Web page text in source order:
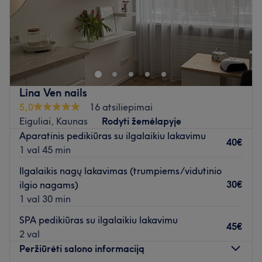
IN / UNO - grožio meistrų komanda viename, kartu
siekianti bendros vizijos, Jūsų naujo AŠ.
Atidaryti salono profilį
Lina Ven nails
5,0
16 atsiliepimai
Eiguliai, Kaunas
Rodyti žemėlapyje
Aparatinis pedikiūras su ilgalaikiu lakavimu
1 val 45 min
40€
Ilgalaikis nagų lakavimas (trumpiems/vidutinio
ilgio nagams)
1 val 30 min
30€
SPA pedikiūras su ilgalaikiu lakavimu
2 val
45€
Peržiūrėti salono informaciją